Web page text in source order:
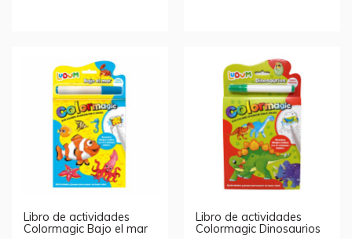
Libro de actividades
Colormagic Bajo el mar
Libro de actividades
Colormagic Dinosaurios